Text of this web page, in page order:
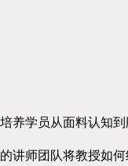
养学员从面料认知
师团队将教授如